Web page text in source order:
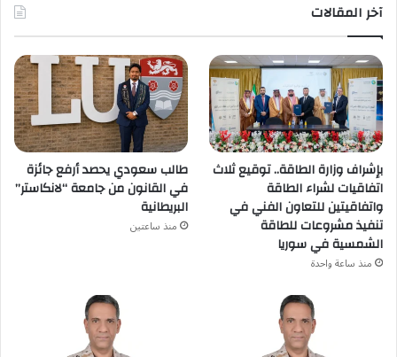
آخر المقالات
بإشراف وزارة الطاقة.. توقيع ثلاث
اتفاقيات لشراء الطاقة
واتفاقيتين للتعاون الفني في
تنفيذ مشروعات للطاقة
الشمسية في سوريا
منذ ساعة واحدة
طالب سعودي يحصد أرفع جائزة
في القانون من جامعة “لانكاستر”
البريطانية
منذ ساعتين